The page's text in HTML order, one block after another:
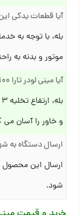
آیا قطعات یدکی
موتور و بدنه به
آیا مینی لودر تارا ۱۰۰ برای بارگیری کامیون مناسب است؟
و خاور را آسان می
ارسال دستگاه به
ارسال این محصول
شود.